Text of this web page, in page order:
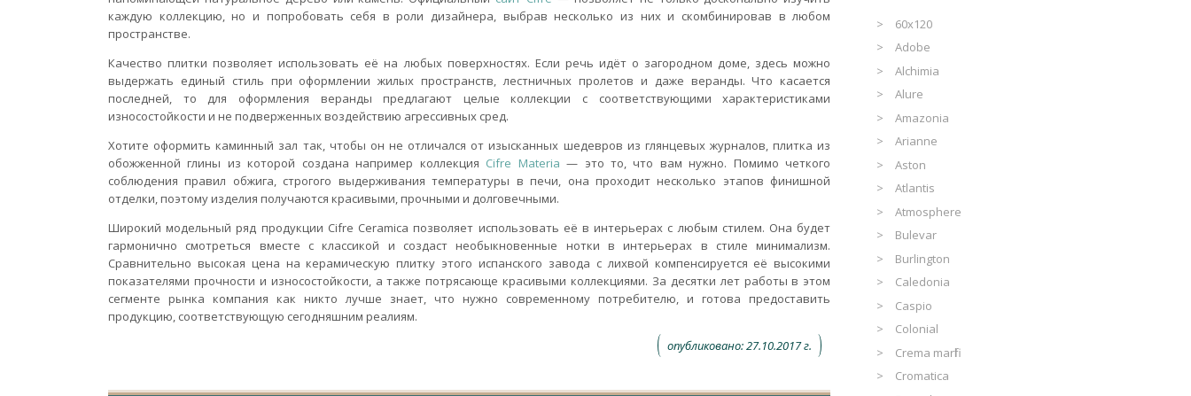
каждую коллекцию, но и попробовать себя в роли дизайнера, выбрав несколько из них и скомбинировав в любом
пространстве.
Качество плитки позволяет использовать её на любых поверхностях. Если речь идёт о загородном доме, здесь можно
выдержать единый стиль при оформлении жилых пространств, лестничных пролетов и даже веранды. Что касается
последней, то для оформления веранды предлагают целые коллекции с соответствующими характеристиками
износостойкости и не подверженных воздействию агрессивных сред.
Хотите оформить каминный зал так, чтобы он не отличался от изысканных шедевров из глянцевых журналов, плитка из
обожженной глины из которой создана например коллекция Cifre Materia — это то, что вам нужно. Помимо четкого
соблюдения правил обжига, строгого выдерживания температуры в печи, она проходит несколько этапов финишной
отделки, поэтому изделия получаются красивыми, прочными и долговечными.
Широкий модельный ряд продукции Cifre Ceramica позволяет использовать её в интерьерах с любым стилем. Она будет
гармонично смотреться вместе с классикой и создаст необыкновенные нотки в интерьерах в стиле минимализм.
Сравнительно высокая цена на керамическую плитку этого испанского завода с лихвой компенсируется её высокими
показателями прочности и износостойкости, а также потрясающе красивыми коллекциями. За десятки лет работы в этом
сегменте рынка компания как никто лучше знает, что нужно современному потребителю, и готова предоставить
продукцию, соответствующую сегодняшним реалиям.
опубликовано: 27.10.2017 г.
60x120
Adobe
Alchimia
Alure
Amazonia
Arianne
Aston
Atlantis
Atmosphere
Bulevar
Burlington
Caledonia
Caspio
Colonial
Crema marfil
Cromatica